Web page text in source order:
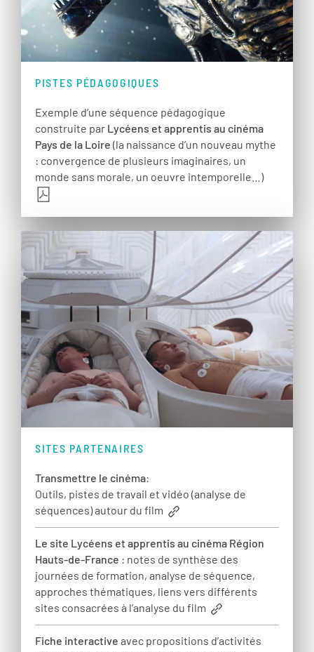
PISTES PÉDAGOGIQUES
Exemple d’une séquence pédagogique
construite par Lycéens et apprentis au cinéma
Pays de la Loire (la naissance d’un nouveau mythe
: convergence de plusieurs imaginaires, un
monde sans morale, un oeuvre intemporelle…)
SITES PARTENAIRES
Transmettre le cinéma:
Outils, pistes de travail et vidéo (analyse de
séquences) autour du film
Le site Lycéens et apprentis au cinéma Région
Hauts-de-France : notes de synthèse des
journées de formation, analyse de séquence,
approches thématiques, liens vers différents
sites consacrées à l’analyse du film
Fiche interactive avec propositions d’activités